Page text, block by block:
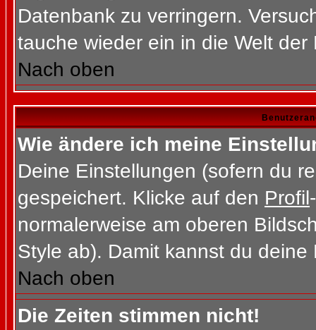
Datenbank zu verringern.
tauche wieder ein in die Welt der
Nach oben
Wie ändere ich meine
Deine Einstellungen (sofern du
gespeichert. Klicke auf den Profil
normalerweise am oberen
Style ab). Damit kannst du
Nach oben
Die Zeiten stimmen nicht!